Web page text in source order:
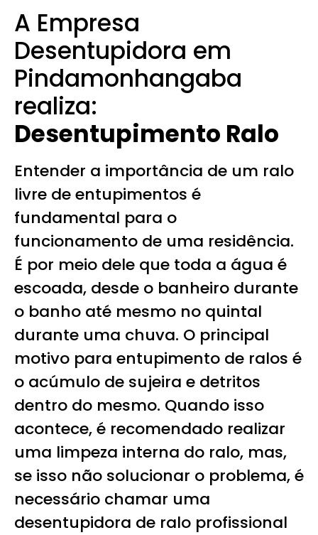
A Empresa
Desentupidora em
Pindamonhangaba
realiza:
Desentupimento Ralo
Entender a importância de um ralo
livre de entupimentos é
fundamental para o
funcionamento de uma residência.
É por meio dele que toda a água é
escoada, desde o banheiro durante
o banho até mesmo no quintal
durante uma chuva. O principal
motivo para entupimento de ralos é
o acúmulo de sujeira e detritos
dentro do mesmo. Quando isso
acontece, é recomendado realizar
uma limpeza interna do ralo, mas,
se isso não solucionar o problema, é
necessário chamar uma
desentupidora de ralo profissional